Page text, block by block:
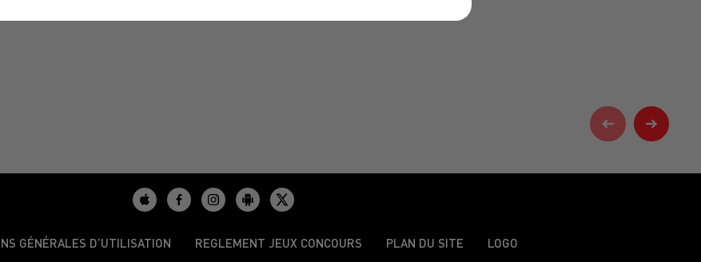
GÉNÉRALES D’UTILISATION REGLEMENT JEUX CONCOURS PLAN DU SITE LOGO